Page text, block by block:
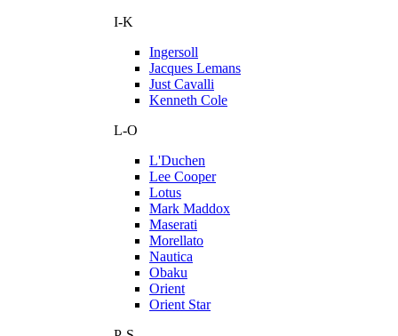
I-K
Ingersoll
Jacques Lemans
Just Cavalli
Kenneth Cole
L-O
L'Duchen
Lee Cooper
Lotus
Mark Maddox
Maserati
Morellato
Nautica
Obaku
Orient
Orient Star